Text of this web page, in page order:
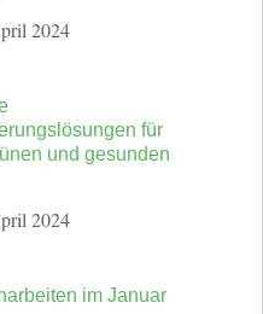
2024
für
und gesunden
2024
im Januar